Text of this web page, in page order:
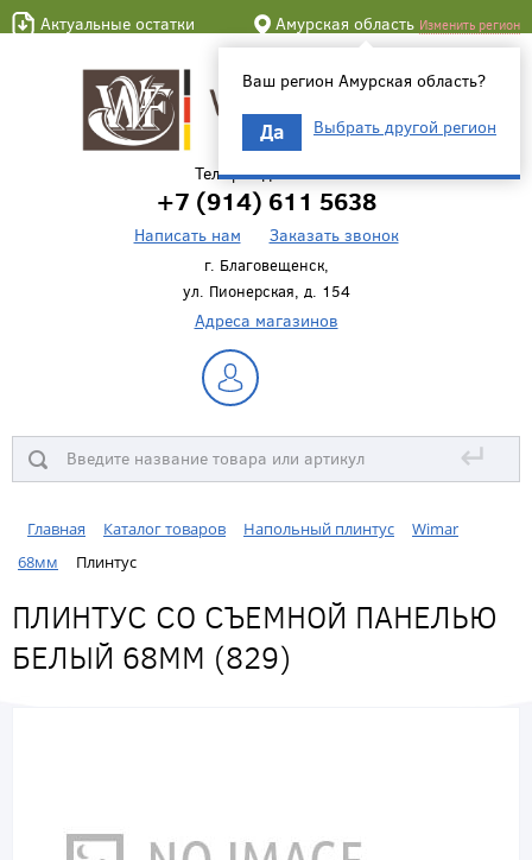
Актуальные остатки Амурская область Изменить регион
Ваш регион Амурская область?
Да Выбрать другой регион
Телефон для связи
+7 (914) 611 5638
Написать нам Заказать звонок
г. Благовещенск,
ул. Пионерская, д. 154
Адреса магазинов
↵
Главная Каталог товаров Напольный плинтус
Wimar
68мм
Плинтус
ПЛИНТУС СО СЪЕМНОЙ ПАНЕЛЬЮ
БЕЛЫЙ 68ММ (829)